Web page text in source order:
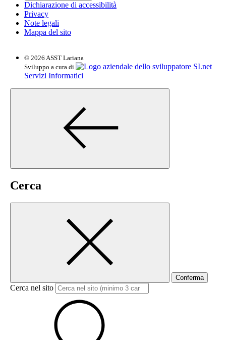
Dichiarazione di accessibilità
Privacy
Note legali
Mappa del sito
© 2026 ASST Lariana
Sviluppo a cura di
SI.net
Servizi Informatici
Cerca
Conferma
Cerca nel sito